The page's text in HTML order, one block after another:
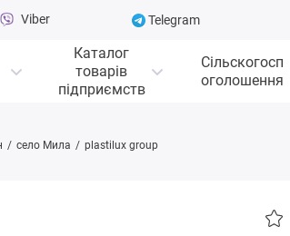
Viber Telegram
Каталог
товарів
підприємств
Сільскогосп
оголошення
село Мила plastilux group